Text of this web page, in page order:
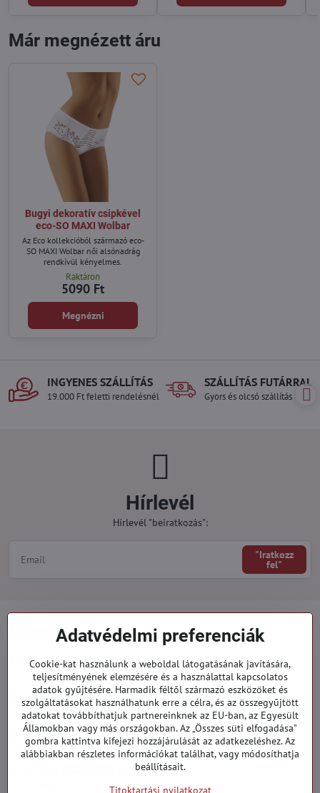
Már megnézett áru
Bugyi dekoratív csipkével
eco-SO MAXI Wolbar
Az Eco kollekcióból származó eco-
SO MAXI Wolbar női alsónadrág
rendkívül kényelmes.
Raktáron
5090 Ft
Megnézni
INGYENES SZÁLLÍTÁS
19.000 Ft feletti rendelésnél
SZÁLLÍTÁS FUTÁRRAL
Gyors és olcsó szállítás
Hírlevél
Hírlevél "beiratkozás":
"Iratkozz
fel"
Minden a vásárlásról
Megrendelések
Kategóriák
919 060 751
Hétfő - Péntek: 09:00 - 15:00 hod.
Adatvédelmi preferenciák
Cookie-kat használunk a weboldal látogatásának javítására,
teljesítményének elemzésére és a használattal kapcsolatos
adatok gyűjtésére. Harmadik féltől származó eszközöket és
szolgáltatásokat használhatunk erre a célra, és az összegyűjtött
adatokat továbbíthatjuk partnereinknek az EU-ban, az Egyesült
Államokban vagy más országokban. Az „Összes süti elfogadása"
gombra kattintva kifejezi hozzájárulását az adatkezeléshez. Az
alábbiakban részletes információkat találhat, vagy módosíthatja
beállításait.
Titoktartási nyilatkozat